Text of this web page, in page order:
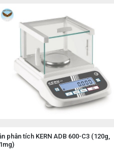
phân tích KERN ADB 600-C3 (120g,